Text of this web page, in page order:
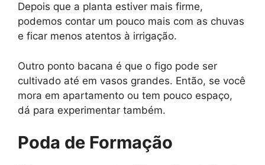
Depois que a planta estiver mais firme,
podemos contar um pouco mais com as chuvas
e ficar menos atentos à irrigação.
Outro ponto bacana é que o figo pode ser
cultivado até em vasos grandes. Então, se você
mora em apartamento ou tem pouco espaço,
dá para experimentar também.
Poda de Formação